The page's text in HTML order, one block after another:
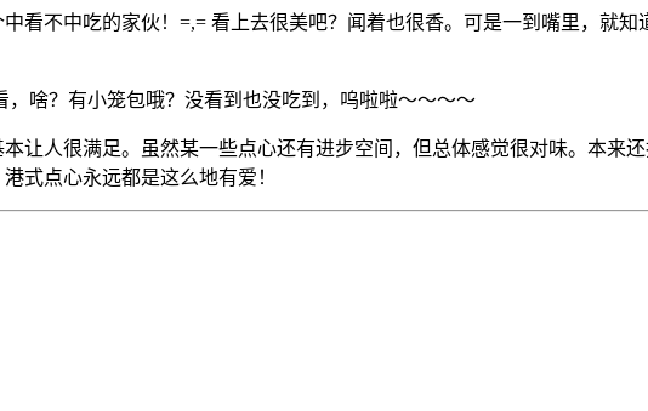
不中吃的家伙！=,= 看上去很美吧？闻着也很香。可是一到嘴里，就
，啥？有小笼包哦？没看到也没吃到，呜啦啦～～～～
让人很满足。虽然某一些点心还有进步空间，但总体感觉很对味。本来
式点心永远都是这么地有爱！